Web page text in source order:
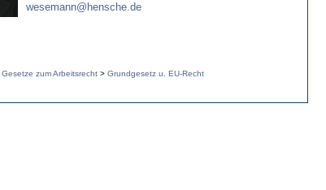
wesemann@hensche.de
Gesetze zum Arbeitsrecht > Grundgesetz u. EU-Recht